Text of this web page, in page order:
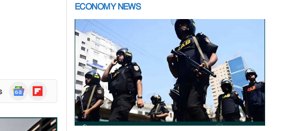
Google
News
Flipboard
ECONOMY NEWS